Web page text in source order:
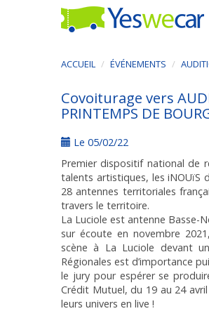
ACCUEIL ÉVÉNEMENTS
Covoiturage vers
PRINTEMPS DE
Le 05/02/22
Premier dispositif national de
talents artistiques, les iNOUïS
28 antennes territoriales
travers le territoire.
La Luciole est antenne Basse-
sur écoute en novembre
scène à La Luciole devant
Régionales est d’importance
le jury pour espérer se
Crédit Mutuel, du 19 au 24
leurs univers en live !